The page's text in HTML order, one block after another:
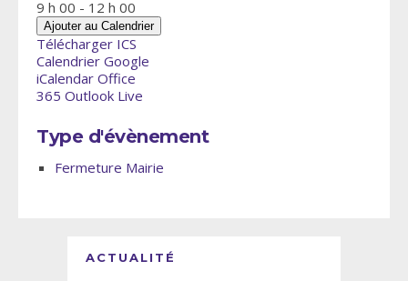
9 h 00 - 12 h 00
Ajouter au Calendrier
Télécharger ICS
Calendrier Google
iCalendar Office
365 Outlook Live
Type d'évènement
Fermeture Mairie
ACTUALITÉ